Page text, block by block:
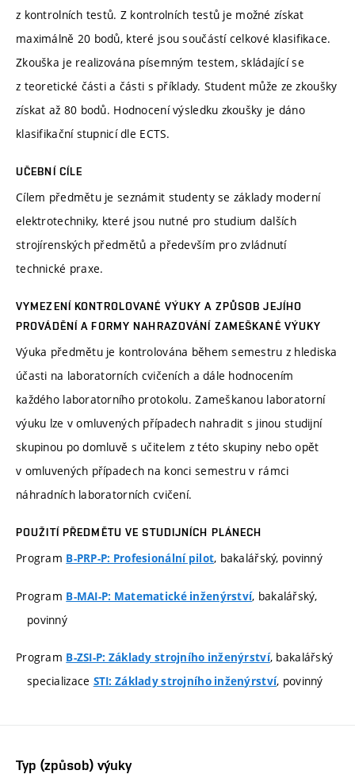
z kontrolních testů. Z kontrolních testů je možné získat
maximálně 20 bodů, které jsou součástí celkové klasifikace.
Zkouška je realizována písemným testem, skládající se
z teoretické části a části s příklady. Student může ze zkoušky
získat až 80 bodů. Hodnocení výsledku zkoušky je dáno
klasifikační stupnicí dle ECTS.
UČEBNÍ CÍLE
Cílem předmětu je seznámit studenty se základy moderní
elektrotechniky, které jsou nutné pro studium dalších
strojírenských předmětů a především pro zvládnutí
technické praxe.
VYMEZENÍ KONTROLOVANÉ VÝUKY A ZPŮSOB JEJÍHO
PROVÁDĚNÍ A FORMY NAHRAZOVÁNÍ ZAMEŠKANÉ VÝUKY
Výuka předmětu je kontrolována během semestru z hlediska
účasti na laboratorních cvičeních a dále hodnocením
každého laboratorního protokolu. Zameškanou laboratorní
výuku lze v omluvených případech nahradit s jinou studijní
skupinou po domluvě s učitelem z této skupiny nebo opět
v omluvených případech na konci semestru v rámci
náhradních laboratorních cvičení.
POUŽITÍ PŘEDMĚTU VE STUDIJNÍCH PLÁNECH
Program B-PRP-P: Profesionální pilot, bakalářský, povinný
Program B-MAI-P: Matematické inženýrství, bakalářský,
povinný
Program B-ZSI-P: Základy strojního inženýrství, bakalářský
specializace STI: Základy strojního inženýrství, povinný
Typ (způsob) výuky